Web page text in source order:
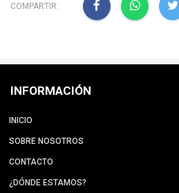
COMPARTIR:
INFORMACIÓN
INICIO
SOBRE NOSOTROS
CONTACTO
¿DÓNDE ESTAMOS?